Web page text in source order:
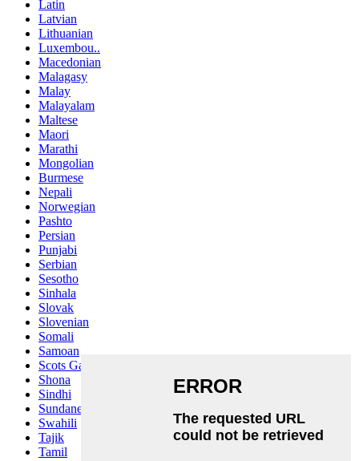
Latin
Latvian
Lithuanian
Luxembou..
Macedonian
Malagasy
Malay
Malayalam
Maltese
Maori
Marathi
Mongolian
Burmese
Nepali
Norwegian
Pashto
Persian
Punjabi
Serbian
Sesotho
Sinhala
Slovak
Slovenian
Somali
Samoan
Scots Gaelic
Shona
Sindhi
Sundanese
Swahili
Tajik
Tamil